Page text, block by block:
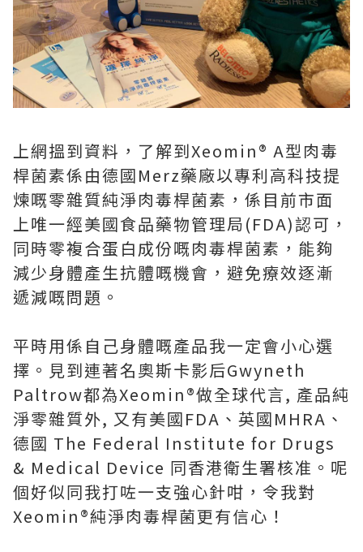
上網搵到資料，了解到Xeomin®️ A型肉毒
桿菌素係由德國Merz藥廠以專利高科技提
煉嘅零雜質純淨肉毒桿菌素，係目前市面
上唯一經美國食品藥物管理局(FDA)認可，
同時零複合蛋白成份嘅肉毒桿菌素，能夠
減少身體產生抗體嘅機會，避免療效逐漸
遞減嘅問題。
平時用係自己身體嘅產品我一定會小心選
擇。見到連著名奧斯卡影后Gwyneth
Paltrow都為Xeomin®️做全球代言, 產品純
淨零雜質外, 又有美國FDA、英國MHRA、
德國 The Federal Institute for Drugs
& Medical Device 同香港衛生署核准。呢
個好似同我打咗一支強心針咁，令我對
Xeomin®️純淨肉毒桿菌更有信心！